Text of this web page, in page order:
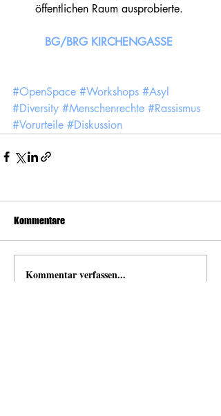
öffentlichen Raum ausprobierte.
BG/BRG KIRCHENGASSE
#OpenSpace #Workshops #Asyl
#Diversity #Menschenrechte #Rassismus
#Vorurteile #Diskussion
Kommentare
Kommentar verfassen...